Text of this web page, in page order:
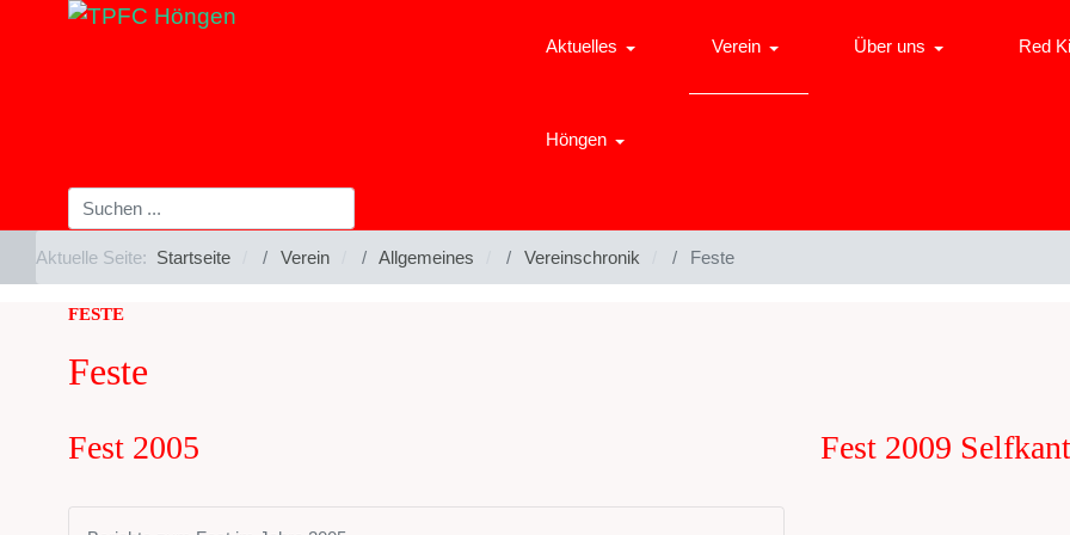
Aktuelles Verein Über uns Red
Höngen
Aktuelle Seite: Startseite Verein Allgemeines Vereinschronik Feste
FESTE
Feste
Fest 2005 Fest 2009